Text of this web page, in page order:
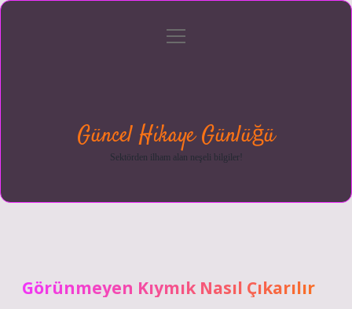
menüyü
Güncel Hikaye Günlüğü
Sektörden ilham alan neşeli bilgiler!
Görünmeyen Kıymık Nasıl Çıkarılır